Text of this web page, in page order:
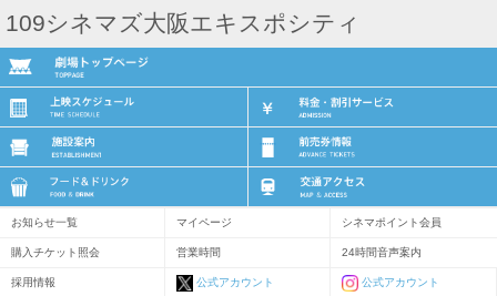
109シネマズ大阪エキスポシティ
お知らせ一覧 マイページ シネマポイント会員
購入チケット照会 営業時間 24時間音声案内
採用情報 公式アカウント 公式アカウント